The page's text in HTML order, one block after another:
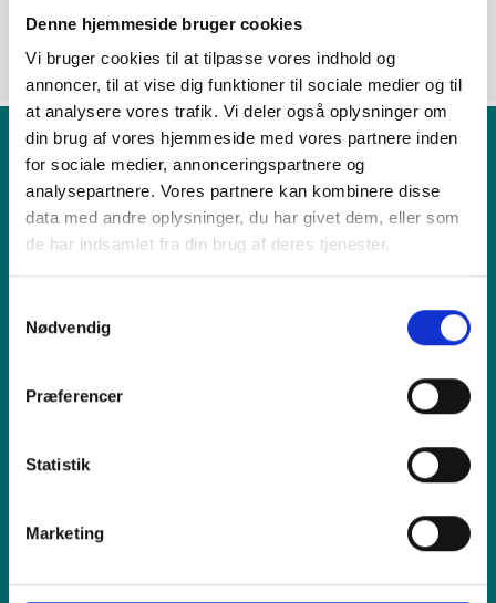
Denne hjemmeside bruger cookies
Vi bruger cookies til at tilpasse vores indhold og
annoncer, til at vise dig funktioner til sociale medier og til
at analysere vores trafik. Vi deler også oplysninger om
din brug af vores hjemmeside med vores partnere inden
for sociale medier, annonceringspartnere og
analysepartnere. Vores partnere kan kombinere disse
data med andre oplysninger, du har givet dem, eller som
de har indsamlet fra din brug af deres tjenester.
Nødvendig
Præferencer
Statistik
Marketing
Produkt
Sælg os din enhed
Reparation
Inspiration
Hjælp